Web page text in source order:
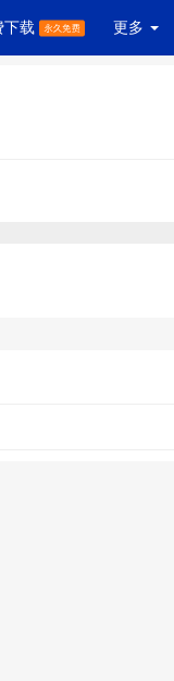
下载 更多